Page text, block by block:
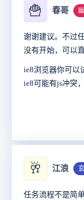
🍟 春哥
谢谢建议。不过
没有开始，可以
ie8浏览器你可以
ie8可能有js冲突
🥂 江浪
任务流程不是简